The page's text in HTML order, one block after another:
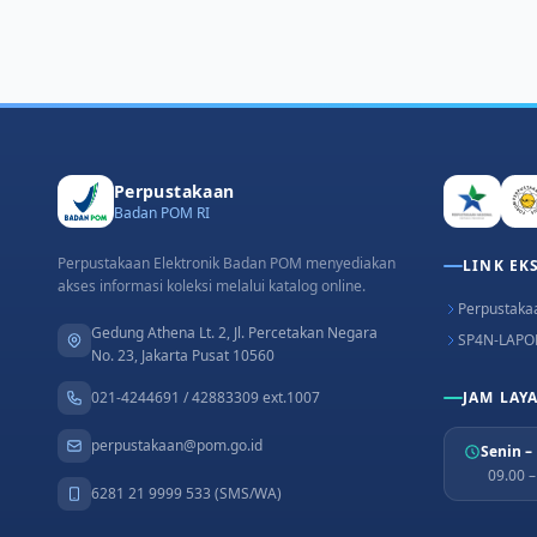
Perpustakaan
Badan POM RI
Perpustakaan Elektronik Badan POM menyediakan
akses informasi koleksi melalui katalog online.
Gedung Athena Lt. 2, Jl. Percetakan Negara
No. 23, Jakarta Pusat 10560
021-4244691 / 42883309 ext.1007
perpustakaan@pom.go.id
6281 21 9999 533 (SMS/WA)
LINK
SP4N-
JAM
Senin
09.00